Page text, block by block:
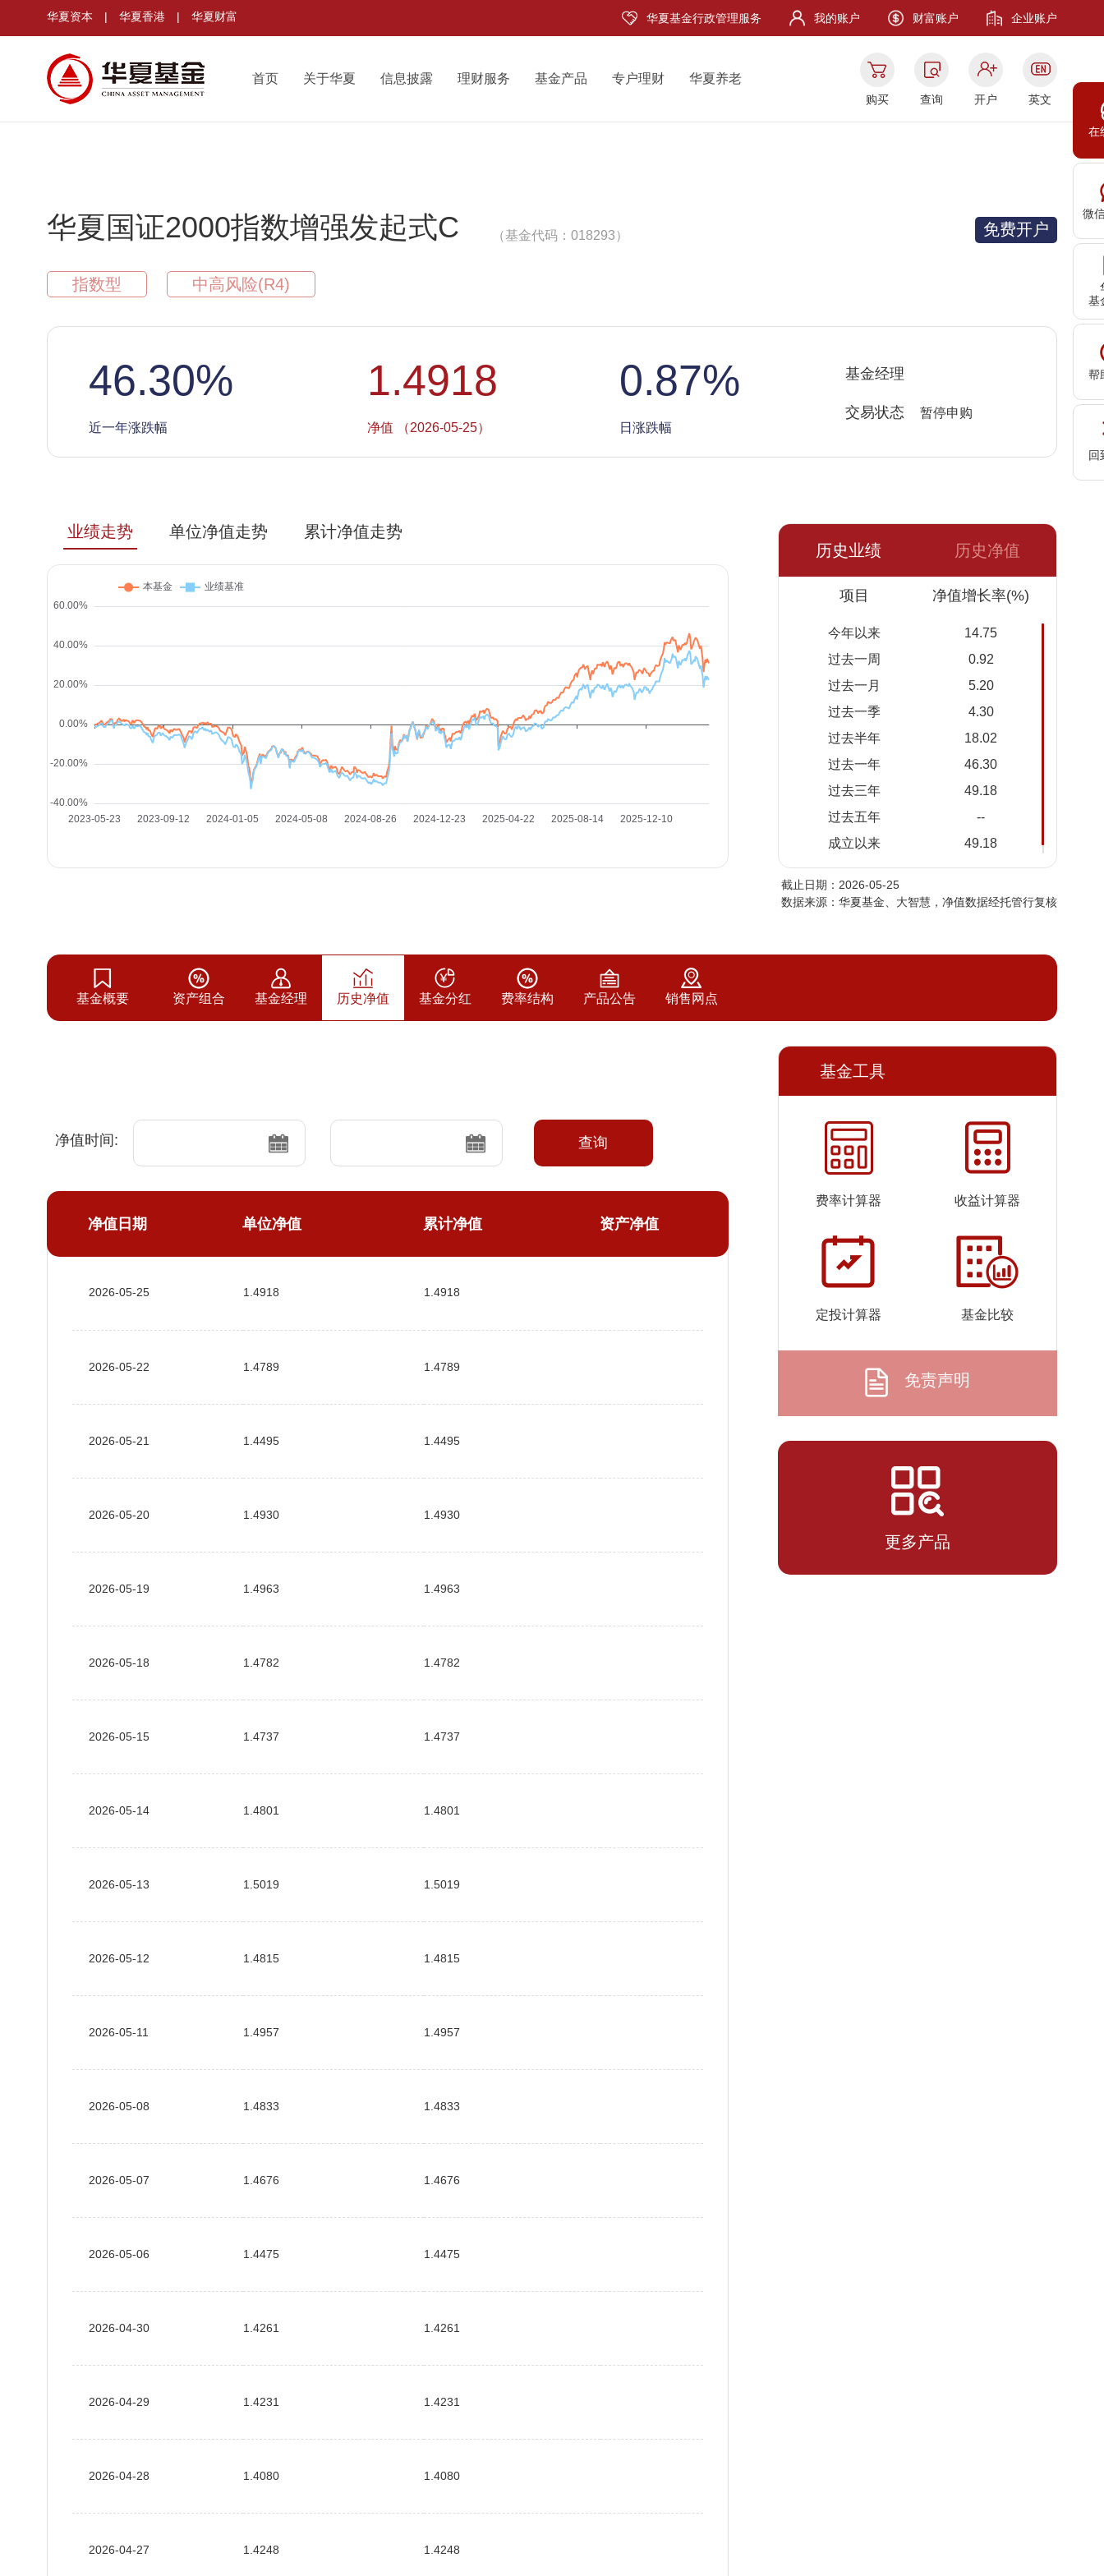
在
微
基
帮
回
华夏资本 | 华夏香港 | 华夏财富 华夏基金行政管理服务 我的账户 财富账户 企业账户
首页 关于华夏 信息披露 理财服务 基金产品 专户理财 华夏养老
购买 查询 开户 英文
华夏国证2000指数增强发起式C （基金代码：018293）
指数型 中高风险(R4)
免费开户
46.30%
近一年涨跌幅
1.4918
净值 （2026-05-25）
0.87%
日涨跌幅
基金经理
交易状态 暂停申购
业绩走势 单位净值走势
累计净值走势
历史业绩
历史净值
项目 净值增长率(%)
今年以来
14.75
过去一周
0.92
过去一月
5.20
过去一季
4.30
过去半年
18.02
过去一年
46.30
过去三年
49.18
过去五年
--
成立以来
49.18
净值
累计净
2026-
1.4918
05-22
2026-
05-21
1.4495
2026-
05-20
1.4930
2026-
1.4963
2026-
05-18
1.4782 1.4782
2026-
05-13
1.5019 1.5019
2026-
1.4815
05-11
2026-
1.4833
2026-
1.4676
1.4475
04-30
1.4080 1.4080
1.4181
截止日期：2026-05-25
数据来源：华夏基金、大智慧，净值数据经托管行复核
基金概要 资产组合 基金经理 历史净值 基金分红 费率结构 产品公告 销售网点
基金工具
费率计算器 收益计算器
定投计算器 基金比较
免责声明
更多产品